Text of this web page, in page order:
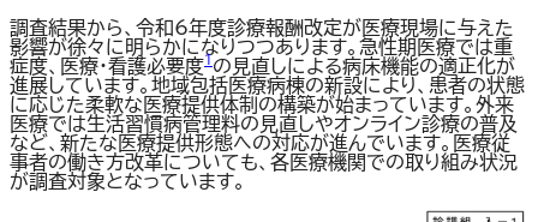
調査結果から、令和6年度診療報酬改定が医療現場に与えた
影響が徐々に明らかになりつつあります。急性期医療では重
症度、医療・看護必要度1の見直しによる病床機能の適正化が
進展しています。地域包括医療病棟の新設により、患者の状態
に応じた柔軟な医療提供体制の構築が始まっています。外来
医療では生活習慣病管理料の見直しやオンライン診療の普及
など、新たな医療提供形態への対応が進んでいます。医療従
事者の働き方改革についても、各医療機関での取り組み状況
が調査対象となっています。